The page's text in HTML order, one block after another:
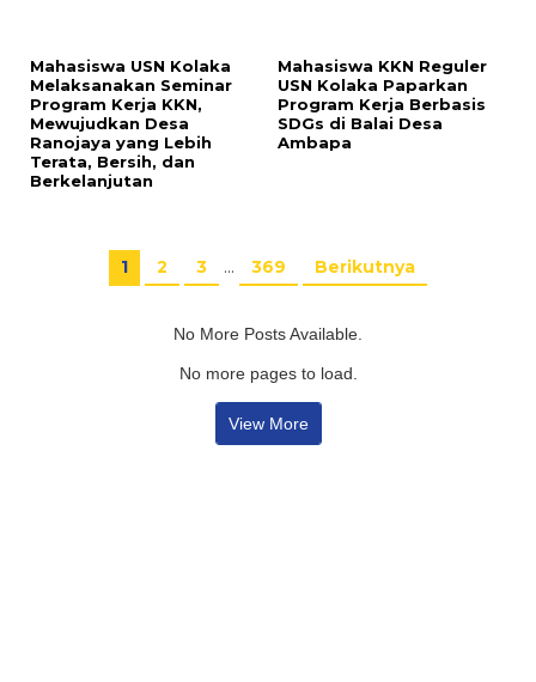
Mahasiswa USN Kolaka
Melaksanakan Seminar
Program Kerja KKN,
Mewujudkan Desa
Ranojaya yang Lebih
Terata, Bersih, dan
Berkelanjutan
Mahasiswa KKN Reguler
USN Kolaka Paparkan
Program Kerja Berbasis
SDGs di Balai Desa
Ambapa
1 2 3 … 369 Berikutnya
No More Posts Available.
No more pages to load.
View More